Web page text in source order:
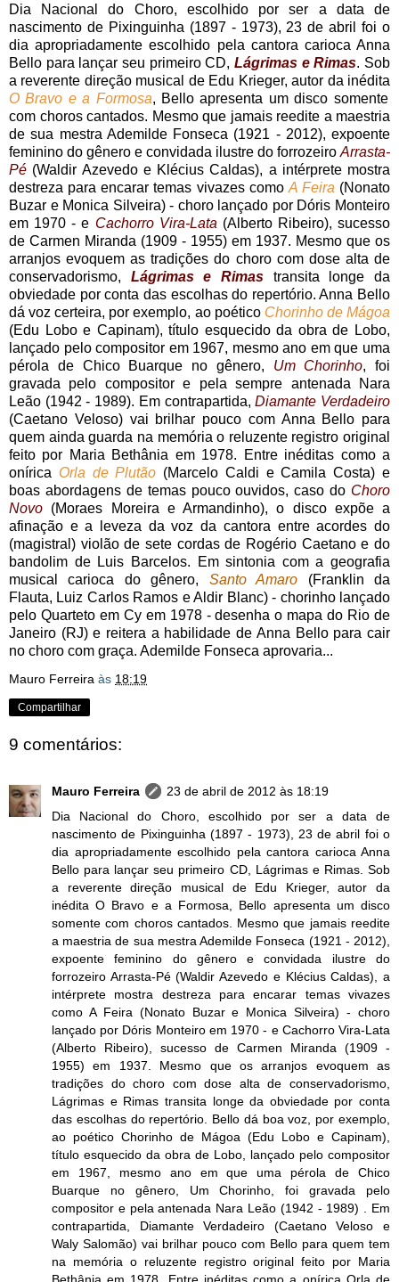
Dia Nacional do Choro, escolhido por ser a data de
nascimento de Pixinguinha (1897 - 1973), 23 de abril foi o
dia apropriadamente escolhido pela cantora carioca Anna
Bello para lançar seu primeiro CD, Lágrimas e Rimas. Sob
a reverente direção musical de Edu Krieger, autor da inédita
O Bravo e a Formosa, Bello apresenta um disco somente
com choros cantados. Mesmo que jamais reedite a maestria
de sua mestra Ademilde Fonseca (1921 - 2012), expoente
feminino do gênero e convidada ilustre do forrozeiro Arrasta-
Pé (Waldir Azevedo e Klécius Caldas), a intérprete mostra
destreza para encarar temas vivazes como A Feira (Nonato
Buzar e Monica Silveira) - choro lançado por Dóris Monteiro
em 1970 - e Cachorro Vira-Lata (Alberto Ribeiro), sucesso
de Carmen Miranda (1909 - 1955) em 1937. Mesmo que os
arranjos evoquem as tradições do choro com dose alta de
conservadorismo, Lágrimas e Rimas transita longe da
obviedade por conta das escolhas do repertório. Anna Bello
dá voz certeira, por exemplo, ao poético Chorinho de Mágoa
(Edu Lobo e Capinam), título esquecido da obra de Lobo,
lançado pelo compositor em 1967, mesmo ano em que uma
pérola de Chico Buarque no gênero, Um Chorinho, foi
gravada pelo compositor e pela sempre antenada Nara
Leão (1942 - 1989). Em contrapartida,Diamante Verdadeiro
(Caetano Veloso) vai brilhar pouco com Anna Bello para
quem ainda guarda na memória o reluzente registro original
feito por Maria Bethânia em 1978. Entre inéditas como a
onírica Orla de Plutão (Marcelo Caldi e Camila Costa) e
boas abordagens de temas pouco ouvidos, caso do Choro
Novo (Moraes Moreira e Armandinho), o disco expõe a
afinação e a leveza da voz da cantora entre acordes do
(magistral) violão de sete cordas de Rogério Caetano e do
bandolim de Luis Barcelos. Em sintonia com a geografia
musical carioca do gênero, Santo Amaro (Franklin da
Flauta, Luiz Carlos Ramos e Aldir Blanc) - chorinho lançado
pelo Quarteto em Cy em 1978 - desenha o mapa do Rio de
Janeiro (RJ) e reitera a habilidade de Anna Bello para cair
no choro com graça. Ademilde Fonseca aprovaria...
Mauro Ferreira às 18:19
Compartilhar
9 comentários:
Mauro Ferreira
23 de abril de 2012 às 18:19
Dia Nacional do Choro, escolhido por ser a data de
nascimento de Pixinguinha (1897 - 1973), 23 de abril foi o
dia apropriadamente escolhido pela cantora carioca Anna
Bello para lançar seu primeiro CD, Lágrimas e Rimas. Sob
a reverente direção musical de Edu Krieger, autor da
inédita O Bravo e a Formosa, Bello apresenta um disco
somente com choros cantados. Mesmo que jamais reedite
a maestria de sua mestra Ademilde Fonseca (1921 - 2012),
expoente feminino do gênero e convidada ilustre do
forrozeiro Arrasta-Pé (Waldir Azevedo e Klécius Caldas), a
intérprete mostra destreza para encarar temas vivazes
como A Feira (Nonato Buzar e Monica Silveira) - choro
lançado por Dóris Monteiro em 1970 - e Cachorro Vira-Lata
(Alberto Ribeiro), sucesso de Carmen Miranda (1909 -
1955) em 1937. Mesmo que os arranjos evoquem as
tradições do choro com dose alta de conservadorismo,
Lágrimas e Rimas transita longe da obviedade por conta
das escolhas do repertório. Bello dá boa voz, por exemplo,
ao poético Chorinho de Mágoa (Edu Lobo e Capinam),
título esquecido da obra de Lobo, lançado pelo compositor
em 1967, mesmo ano em que uma pérola de Chico
Buarque no gênero, Um Chorinho, foi gravada pelo
compositor e pela antenada Nara Leão (1942 - 1989) . Em
contrapartida, Diamante Verdadeiro (Caetano Veloso e
Waly Salomão) vai brilhar pouco com Bello para quem tem
na memória o reluzente registro original feito por Maria